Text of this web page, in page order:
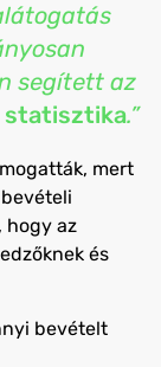
segített az
statisztika.”
mert
hogy az
és
bevételt